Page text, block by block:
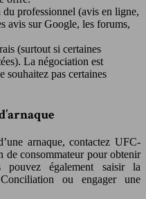
professionnel (avis en ligne,
avis sur Google, les forums,
(surtout si certaines
La négociation est
souhaitez pas certaines
arnaque, contactez UFC-
de consommateur pour obtenir
également saisir la
ou engager une